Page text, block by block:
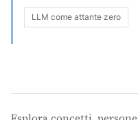
LLM come attante zero